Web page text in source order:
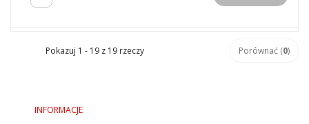
Pokazuj 1 - 19 z 19 rzeczy Porównać (0)
INFORMACJE